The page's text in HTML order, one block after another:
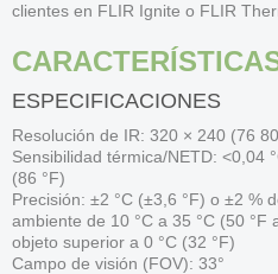
clientes en FLIR Ignite o FLIR
ESPECIFICACIONES
Resolución de IR: 320 × 240 (76
Sensibilidad térmica/NETD: <0,04
(86 °F)
Precisión: ±2 °C (±3,6 °F) o ±2 %
ambiente de 10 °C a 35 °C (50 °F
objeto superior a 0 °C (32 °F)
Campo de visión (FOV): 33°